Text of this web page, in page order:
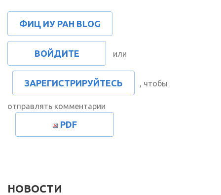
ФИЦ ИУ РАН BLOG
ВОЙДИТЕ или
ЗАРЕГИСТРИРУЙТЕСЬ , чтобы
отправлять комментарии
PDF
НОВОСТИ